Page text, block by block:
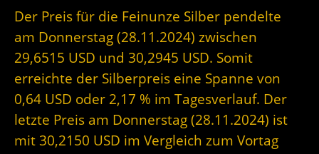
Der Preis für die Feinunze Silber pendelte
am Donnerstag (28.11.2024) zwischen
29,6515 USD und 30,2945 USD. Somit
erreichte der Silberpreis eine Spanne von
0,64 USD oder 2,17 % im Tagesverlauf. Der
letzte Preis am Donnerstag (28.11.2024) ist
mit 30,2150 USD im Vergleich zum Vortag